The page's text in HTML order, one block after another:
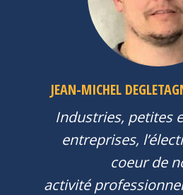
JEAN-MICHEL
Industries, petites
entreprises,
coeur de
activité